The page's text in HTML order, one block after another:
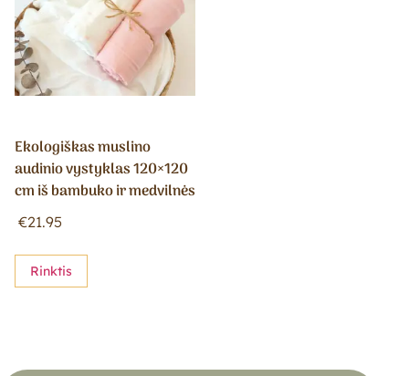
Ekologiškas muslino
audinio vystyklas 120×120
cm iš bambuko ir medvilnės
€21.95
Rinktis